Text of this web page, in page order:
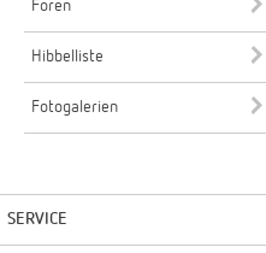
Foren
Hibbelliste
Fotogalerien
SERVICE